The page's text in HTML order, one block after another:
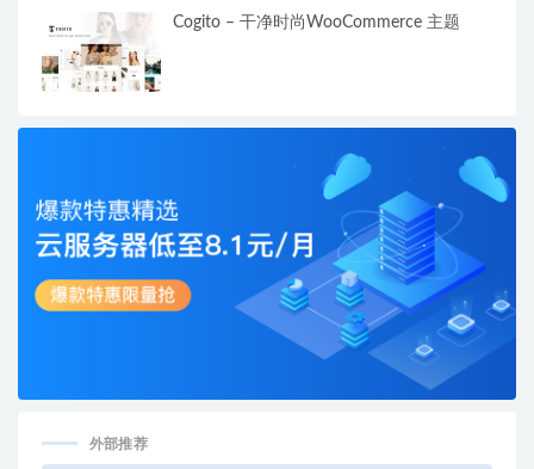
Cogito – 干净时尚WooCommerce 主题
外部推荐